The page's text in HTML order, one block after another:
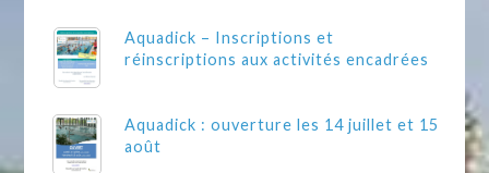
Aquadick – Inscriptions et
réinscriptions aux activités encadrées
Aquadick : ouverture les 14 juillet et 15
août